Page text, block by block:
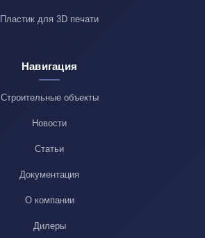
Пластик для 3D печати
Навигация
Строительные объекты
Новости
Статьи
Документация
О компании
Дилеры